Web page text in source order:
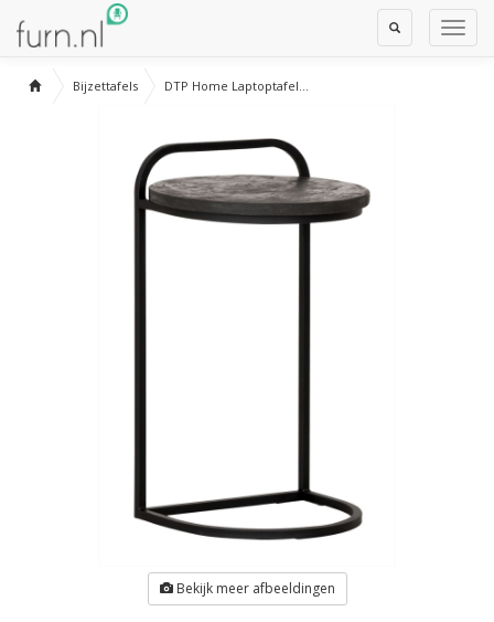
Toggle
Search
Bijzettafels DTP Home Laptoptafel...
Bekijk meer afbeeldingen